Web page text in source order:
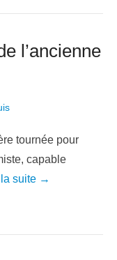
l’ancienne
tournée pour
capable
la suite →